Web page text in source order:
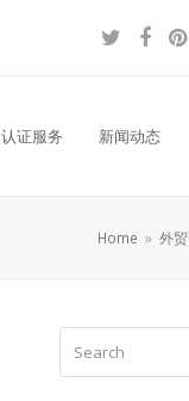
Twitter
认证服务 新闻动态
Home » 外